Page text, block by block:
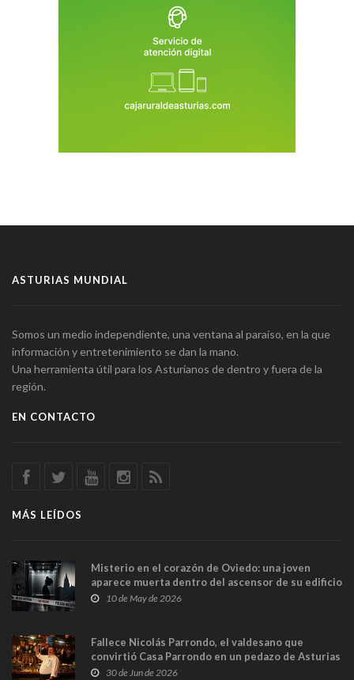
ASTURIAS MUNDIAL
Somos un medio independiente, una ventana al paraíso, en la que
información y entretenimiento se dan la mano.
Una herramienta útil para los Asturianos de dentro y fuera de la
región.
EN CONTACTO
MÁS LEÍDOS
Misterio en el corazón de Oviedo: una joven
aparece muerta dentro del ascensor de su edificio
y las cámaras captan sus últimos minutos
10 de May de 2026
Fallece Nicolás Parrondo, el valdesano que
convirtió Casa Parrondo en un pedazo de Asturias
en Madrid
30 de Jun de 2026